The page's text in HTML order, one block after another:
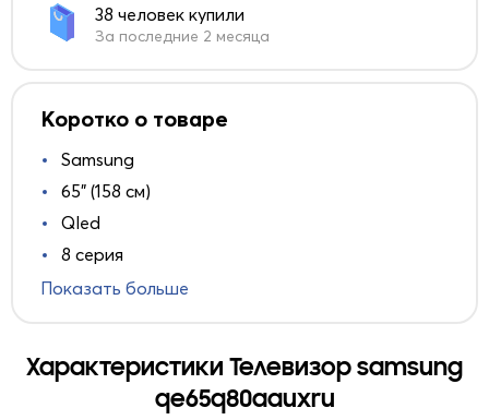
38 человек купили
За последние 2 месяца
Коротко о товаре
Samsung
65" (158 см)
Qled
8 серия
Показать больше
Характеристики Телевизор samsung
qe65q80aauxru